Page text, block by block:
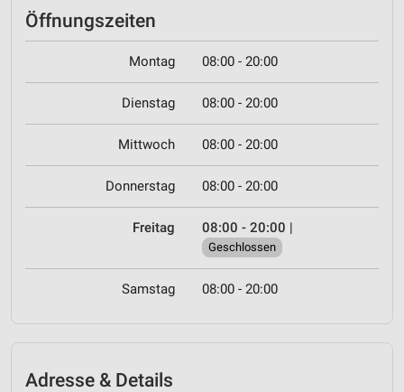
Öffnungszeiten
Montag 08:00 - 20:00
Dienstag 08:00 - 20:00
Mittwoch 08:00 - 20:00
Donnerstag 08:00 - 20:00
Freitag 08:00 - 20:00 |
Geschlossen
Samstag 08:00 - 20:00
Adresse & Details